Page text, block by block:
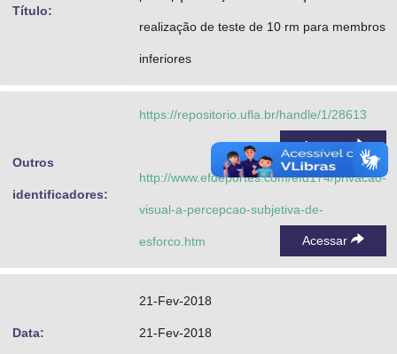
Título:
realização de teste de 10 rm para membros
inferiores
Outros
identificadores:
https://repositorio.ufla.br/handle/1/28613
Acessar
http://www.efdeportes.com/efd174/privacao-
visual-a-percepcao-subjetiva-de-
esforco.htm Acessar
Data:
21-Fev-2018
21-Fev-2018